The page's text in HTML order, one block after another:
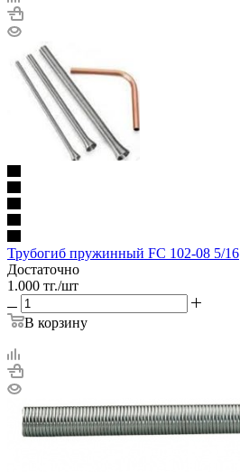
Трубогиб пружинный FC 102-08 5/16
Достаточно
1.000 тг./шт
В корзину